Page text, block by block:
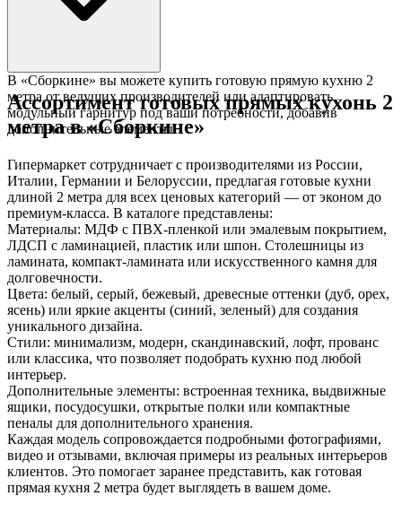
В «Сборкине» вы можете купить готовую прямую кухню 2
метра от ведущих производителей или адаптировать
модульный гарнитур под ваши потребности, добавив
дополнительные элементы.
Ассортимент готовых прямых кухонь 2
метра в «Сборкине»
Гипермаркет сотрудничает с производителями из России,
Италии, Германии и Белоруссии, предлагая готовые кухни
длиной 2 метра для всех ценовых категорий — от эконом до
премиум-класса. В каталоге представлены:
Материалы: МДФ с ПВХ-пленкой или эмалевым покрытием,
ЛДСП с ламинацией, пластик или шпон. Столешницы из
ламината, компакт-ламината или искусственного камня для
долговечности.
Цвета: белый, серый, бежевый, древесные оттенки (дуб, орех,
ясень) или яркие акценты (синий, зеленый) для создания
уникального дизайна.
Стили: минимализм, модерн, скандинавский, лофт, прованс
или классика, что позволяет подобрать кухню под любой
интерьер.
Дополнительные элементы: встроенная техника, выдвижные
ящики, посудосушки, открытые полки или компактные
пеналы для дополнительного хранения.
Каждая модель сопровождается подробными фотографиями,
видео и отзывами, включая примеры из реальных интерьеров
клиентов. Это помогает заранее представить, как готовая
прямая кухня 2 метра будет выглядеть в вашем доме.